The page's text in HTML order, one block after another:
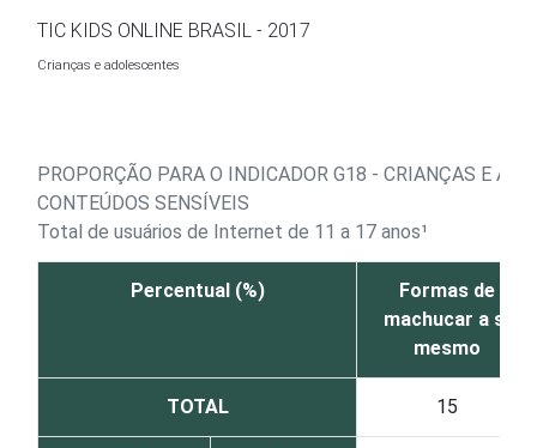
TIC KIDS ONLINE BRASIL - 2017
Crianças e adolescentes
PROPORÇÃO PARA O INDICADOR G18 - CRIANÇAS E
CONTEÚDOS SENSÍVEIS
Total de usuários de Internet de 11 a 17 anos¹
Percentual (%)
Formas de
machucar a si
mesmo
TOTAL 15